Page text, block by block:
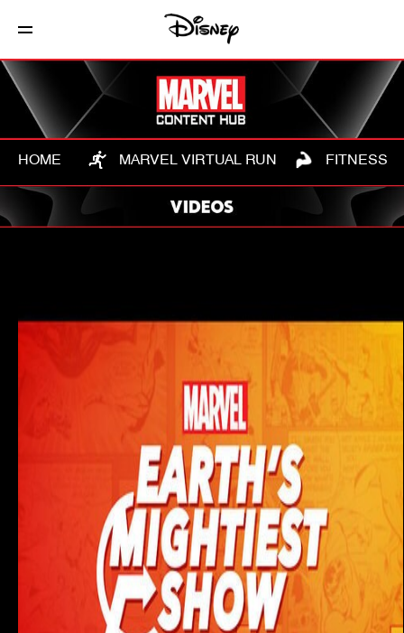
HOME MARVEL VIRTUAL RUN FITNESS